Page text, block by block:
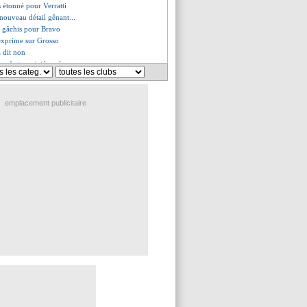
étonné pour Verratti
détail gênant...
pour Bravo
sur Grosso
dit non
n'est pas intéressé
pour le mercato
sur Aubameyang
emplacement publicitaire